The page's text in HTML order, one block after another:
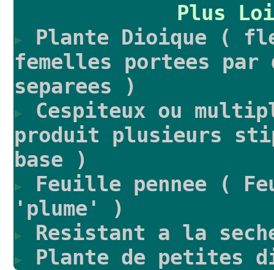
Plus
Plante Dioique (
femelles portees par
separees )
Cespiteux ou
produit plusieurs
base )
Feuille pennee (
'plume' )
Resistant a la
Plante de petites